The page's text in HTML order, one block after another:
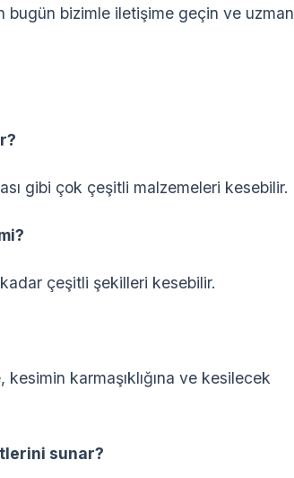
bugün bizimle iletişime geçin ve uzman
gibi çok çeşitli malzemeleri kesebilir.
çeşitli şekilleri kesebilir.
karmaşıklığına ve kesilecek
sunar?